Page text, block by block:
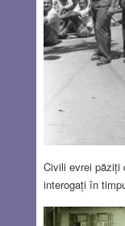
Civili evrei păziți
interogați în